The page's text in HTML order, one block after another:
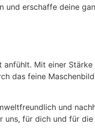
erschaffe deine
anfühlt. Mit einer
das feine
und
uns, für dich und für